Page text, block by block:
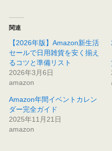
関連
【2026年版】Amazon新生活
セールで日用雑貨を安く揃え
るコツと準備リスト
2026年3月6日
amazon
Amazon年間イベントカレン
ダー完全ガイド
2025年11月21日
amazon